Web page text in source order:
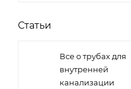
Статьи
Все о трубах для
внутренней
канализации